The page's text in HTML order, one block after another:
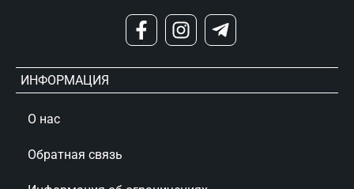
ИНФОРМАЦИЯ
О нас
Обратная связь